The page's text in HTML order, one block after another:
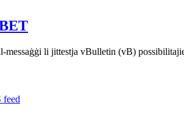
li jittestja vBulletin (vB)
feed